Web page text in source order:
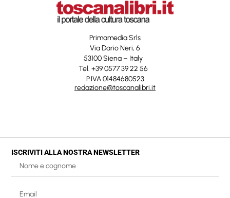
Primamedia Srls
Via Dario Neri, 6
53100 Siena – Italy
Tel. +39 0577 39 22 56
P.IVA 01484680523
redazione@toscanalibri.it
ISCRIVITI ALLA NOSTRA NEWSLETTER